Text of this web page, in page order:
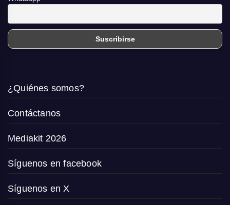
¿Quiénes somos?
Contáctanos
Mediakit 2026
Síguenos en facebook
Síguenos en X